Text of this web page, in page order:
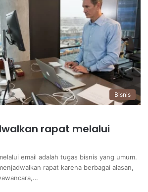
Bisnis
rapat melalui
email adalah tugas bisnis yang umum.
rapat karena berbagai alasan,